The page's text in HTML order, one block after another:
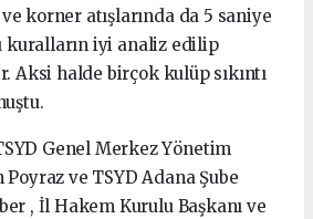
korner atışlarında da 5 saniye
kuralların iyi analiz edilip
Aksi halde birçok kulüp sıkıntı
Genel Merkez Yönetim
ve TSYD Adana Şube
, İl Hakem Kurulu Başkanı ve